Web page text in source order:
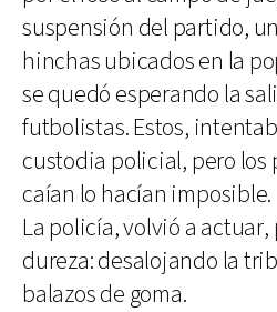
suspensión del partido,
hinchas ubicados en la
se quedó esperando la
futbolistas. Estos,
custodia policial, pero los
caían lo hacían imposible.
La policía, volvió a actuar,
dureza: desalojando la
balazos de goma.